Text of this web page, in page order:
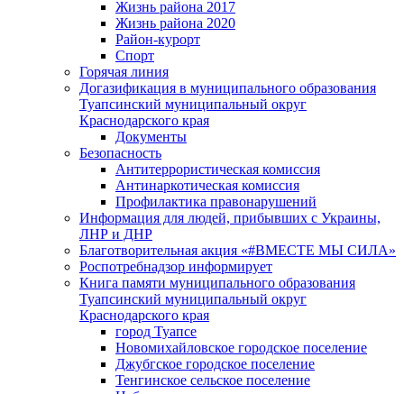
Жизнь района 2017
Жизнь района 2020
Район-курорт
Спорт
Горячая линия
Догазификация в муниципального образования
Туапсинский муниципальный округ
Краснодарского края
Документы
Безопасность
Антитеррористическая комиссия
Антинаркотическая комиссия
Профилактика правонарушений
Информация для людей, прибывших с Украины,
ЛНР и ДНР
Благотворительная акция «#ВМЕСТЕ МЫ СИЛА»
Роспотребнадзор информирует
Книга памяти муниципального образования
Туапсинский муниципальный округ
Краснодарского края
город Туапсе
Новомихайловское городское поселение
Джубгское городское поселение
Тенгинское сельское поселение